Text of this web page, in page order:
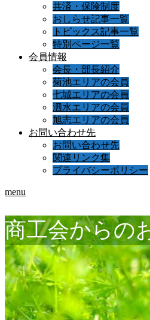
共済・保険制度
おしらせ記事一覧
トピックス記事一覧
特別ページ一覧
会員情報
会長・部長紹介
菊池エリアの会員
七城エリアの会員
泗水エリアの会員
旭志エリアの会員
お問い合わせ先
お問い合わせ先
関連リンク集
プライバシーポリシー
menu
商工会からの